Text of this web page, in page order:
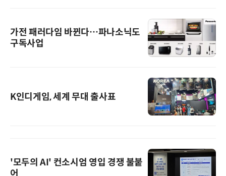
가전 패러다임 바뀐다…파나소닉도
구독사업
K인디게임, 세계 무대 출사표
'모두의 AI' 컨소시엄 영입 경쟁 불붙
어